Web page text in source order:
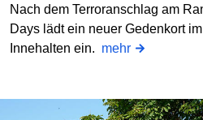
Nach dem Terroranschlag am
Days lädt ein neuer Gedenkort
Innehalten ein. mehr